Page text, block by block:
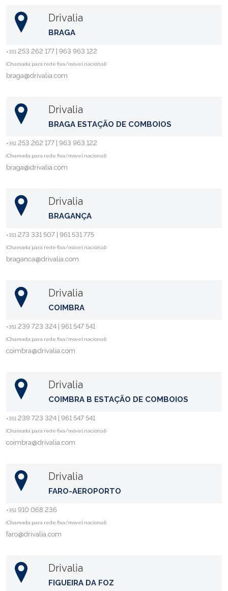
Drivalia
BRAGA
+351 253 262 177 | 963 963 122
(Chamada para rede fixa/móvel nacional)
braga@drivalia.com
Drivalia
BRAGA ESTAÇÃO DE COMBOIOS
+351 253 262 177 | 963 963 122
(Chamada para rede fixa/móvel nacional)
braga@drivalia.com
Drivalia
BRAGANÇA
+351 273 331 507 | 961 531 775
(Chamada para rede fixa/móvel nacional)
braganca@drivalia.com
Drivalia
COIMBRA
+351 239 723 324 | 961 547 541
(Chamada para rede fixa/móvel nacional)
coimbra@drivalia.com
Drivalia
COIMBRA B ESTAÇÃO DE COMBOIOS
+351 239 723 324 | 961 547 541
(Chamada para rede fixa/móvel nacional)
coimbra@drivalia.com
Drivalia
FARO-AEROPORTO
+351 910 068 236
(Chamada para rede fixa/móvel nacional)
faro@drivalia.com
Drivalia
FIGUEIRA DA FOZ